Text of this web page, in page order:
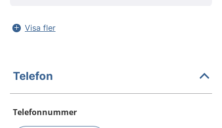
Visa fler
Telefon
Telefonnummer